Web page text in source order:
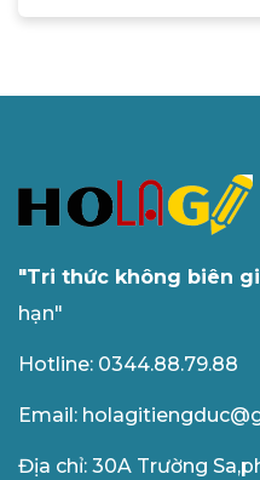
"Tri thức không biên
hạn"
Hotline: 0344.88.79.88
Email:
Địa chỉ: 30A Trường